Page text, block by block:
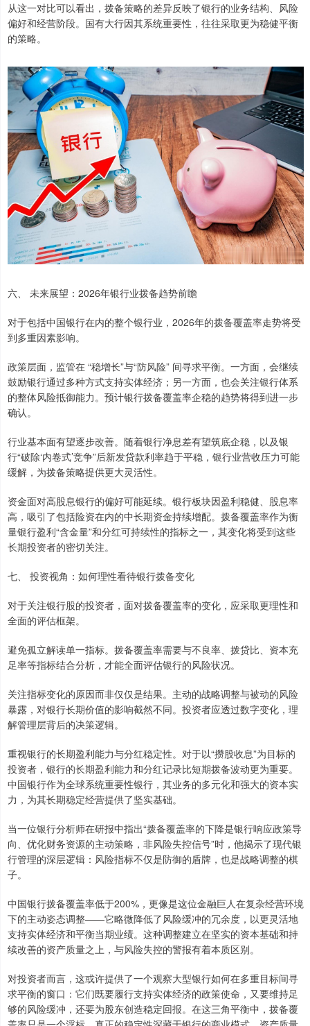
从这一对比可以看出，拨备策略的差异反映了银行的业务结构、风险
偏好和经营阶段。国有大行因其系统重要性，往往采取更为稳健平衡
的策略。
六、 未来展望：2026年银行业拨备趋势前瞻
对于包括中国银行在内的整个银行业，2026年的拨备覆盖率走势将受
到多重因素影响。
政策层面，监管在 “稳增长”与“防风险” 间寻求平衡。一方面，会继续
鼓励银行通过多种方式支持实体经济；另一方面，也会关注银行体系
的整体风险抵御能力。预计银行拨备覆盖率企稳的趋势将得到进一步
确认。
行业基本面有望逐步改善。随着银行净息差有望筑底企稳，以及银
行“破除‘内卷式’竞争”后新发贷款利率趋于平稳，银行业营收压力可能
缓解，为拨备策略提供更大灵活性。
资金面对高股息银行的偏好可能延续。银行板块因盈利稳健、股息率
高，吸引了包括险资在内的中长期资金持续增配。拨备覆盖率作为衡
量银行盈利“含金量”和分红可持续性的指标之一，其变化将受到这些
长期投资者的密切关注。
七、 投资视角：如何理性看待银行拨备变化
对于关注银行股的投资者，面对拨备覆盖率的变化，应采取更理性和
全面的评估框架。
避免孤立解读单一指标。拨备覆盖率需要与不良率、拨贷比、资本充
足率等指标结合分析，才能全面评估银行的风险状况。
关注指标变化的原因而非仅仅是结果。主动的战略调整与被动的风险
暴露，对银行长期价值的影响截然不同。投资者应透过数字变化，理
解管理层背后的决策逻辑。
重视银行的长期盈利能力与分红稳定性。对于以“攒股收息”为目标的
投资者，银行的长期盈利能力和分红记录比短期拨备波动更为重要。
中国银行作为全球系统重要性银行，其业务的多元化和强大的资本实
力，为其长期稳定经营提供了坚实基础。
当一位银行分析师在研报中指出“拨备覆盖率的下降是银行响应政策导
向、优化财务资源的主动策略，非风险失控信号”时，他揭示了现代银
行管理的深层逻辑：风险指标不仅是防御的盾牌，也是战略调整的棋
子。
中国银行拨备覆盖率低于200%，更像是这位金融巨人在复杂经营环境
下的主动姿态调整——它略微降低了风险缓冲的冗余度，以更灵活地
支持实体经济和平衡当期业绩。这种调整建立在坚实的资本基础和持
续改善的资产质量之上，与风险失控的警报有着本质区别。
对投资者而言，这或许提供了一个观察大型银行如何在多重目标间寻
求平衡的窗口：它们既要履行支持实体经济的政策使命，又要维持足
够的风险缓冲，还要为股东创造稳定回报。在这三角平衡中，拨备覆